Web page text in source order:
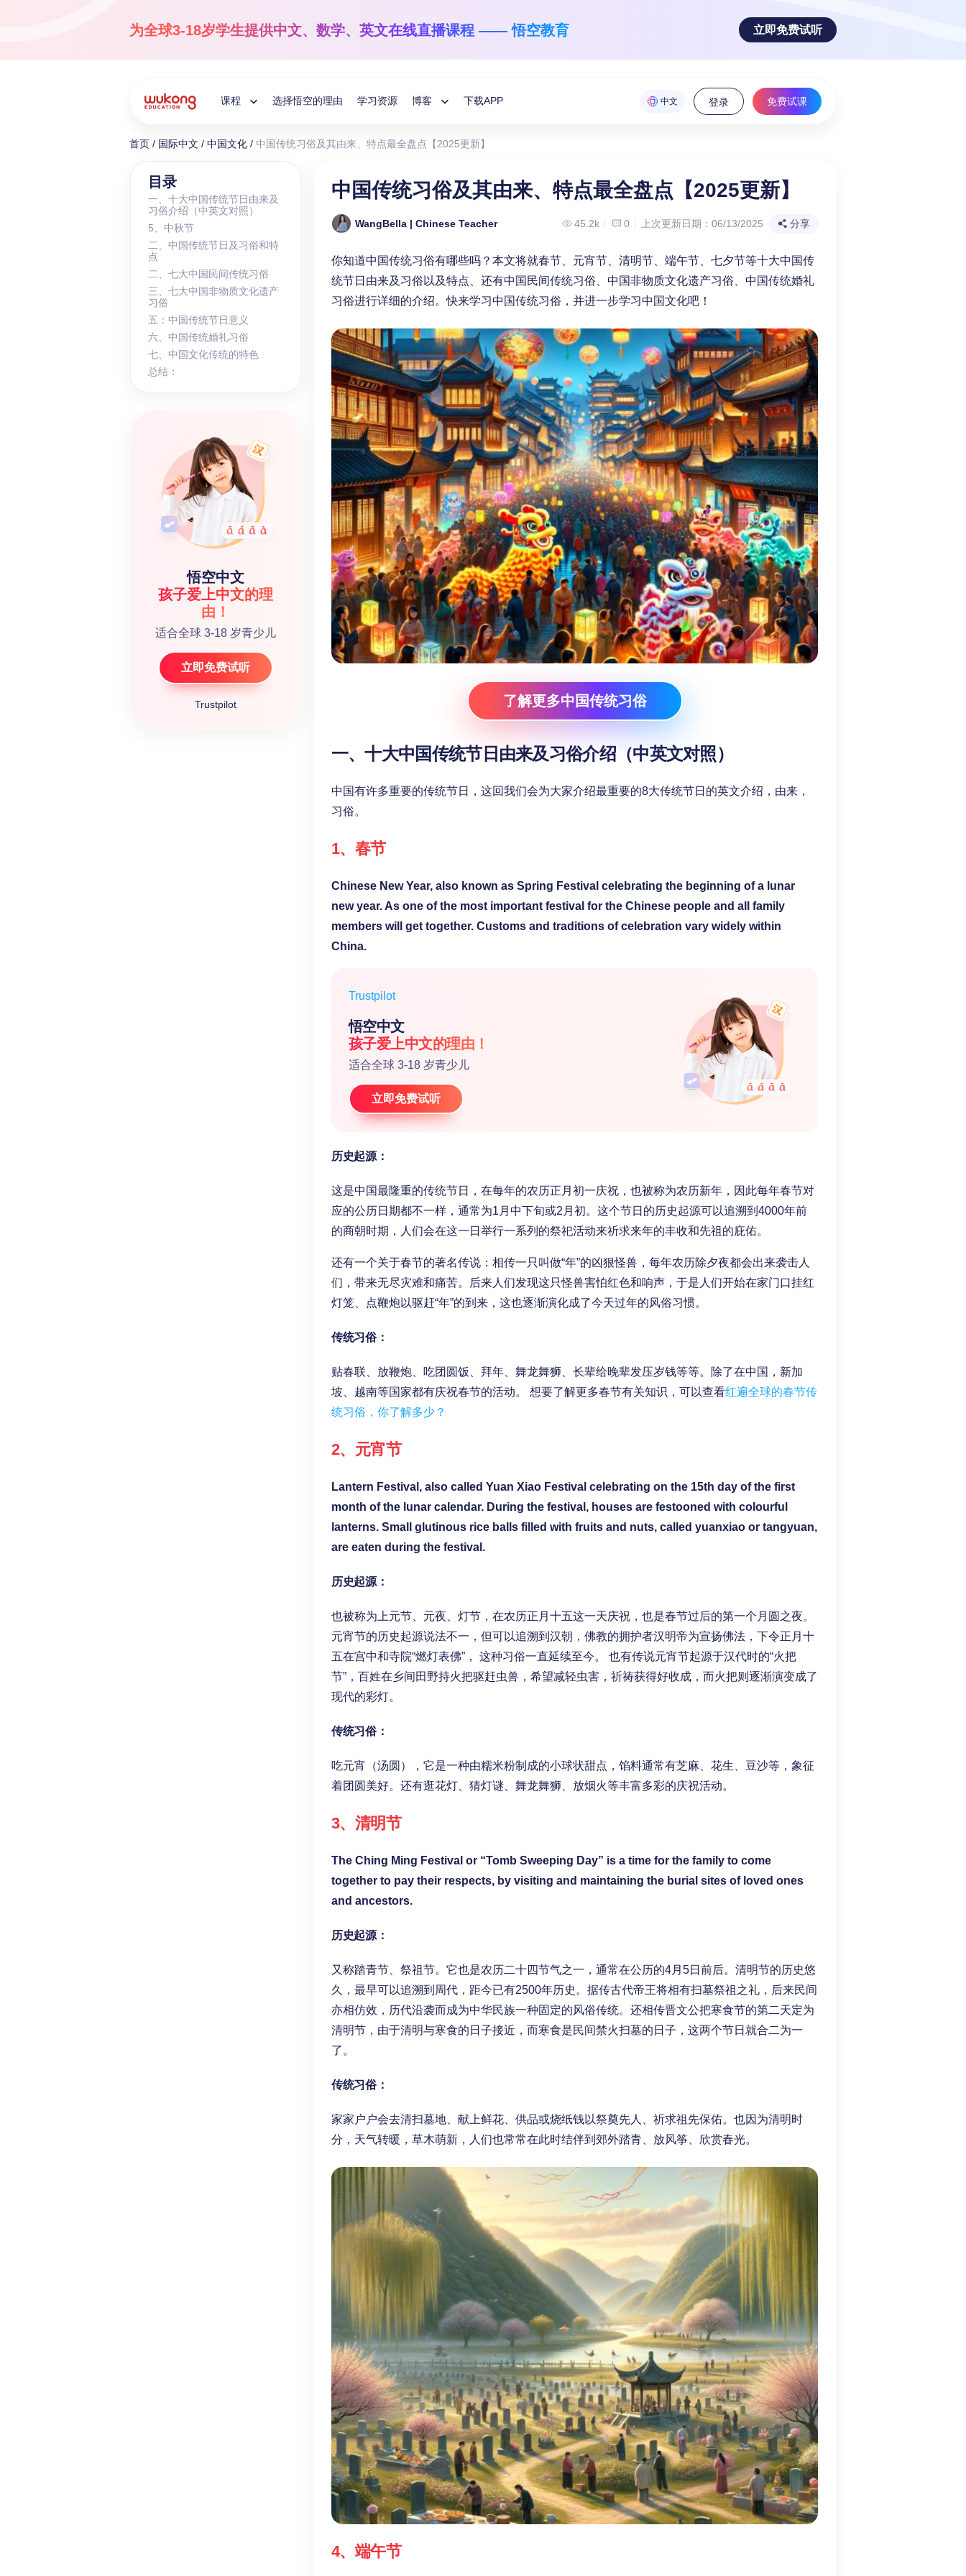
为全球3-18岁学生提供中文、数学、英文在线直播课程 —— 悟空教育 立即免费试听
课程
Menu
3-18岁
国际数学
1-12年级
让数学之光照亮每一个孩子！
英文阅读与写作
学龄前-6年级
让孩子解码语言的魅力！
选择悟空的理由 学习资源
博客
下载APP 中文 登录 免费试课
首页 / 国际中文 / 中国文化 / 中国传统习俗及其由来、特点最全盘点【2025更新】
目录
一、十大中国传统节日由来及
习俗介绍（中英文对照）
5、中秋节
二、中国传统节日及习俗和特
点
二、七大中国民间传统习俗
三、七大中国非物质文化遗产
习俗
五：中国传统节日意义
六、中国传统婚礼习俗
七、中国文化传统的特色
总结：
Trustpilot
悟空中文
孩子爱上中文的理
由！
适合全球 3-18 岁青少儿
立即免费试听
中国传统习俗及其由来、特点最全盘点【2025更新】
WangBella | Chinese Teacher 45.2k 0 上次更新日期：06/13/2025 分享
你知道中国传统习俗有哪些吗？本文将就春节、元宵节、清明节、端午节、七夕节等十大中国传
统节日由来及习俗以及特点、还有中国民间传统习俗、中国非物质文化遗产习俗、中国传统婚礼
习俗进行详细的介绍。快来学习中国传统习俗，并进一步学习中国文化吧！
了解更多中国传统习俗
一、十大中国传统节日由来及习俗介绍（中英文对照）
中国有许多重要的传统节日，这回我们会为大家介绍最重要的8大传统节日的英文介绍，由来，
习俗。
1、 春节
Chinese New Year, also known as Spring Festival celebrating the beginning of a lunar
new year. As one of the most important festival for the Chinese people and all family
members will get together. Customs and traditions of celebration vary widely within
China.
Trustpilot
悟空中文
孩子爱上中文的理由！
适合全球 3-18 岁青少儿
立即免费试听
历史起源：
这是中国最隆重的传统节日，在每年的农历正月初一庆祝，也被称为农历新年，因此每年春节对
应的公历日期都不一样，通常为1月中下旬或2月初。这个节日的历史起源可以追溯到4000年前
的商朝时期，人们会在这一日举行一系列的祭祀活动来祈求来年的丰收和先祖的庇佑。
还有一个关于春节的著名传说：相传一只叫做“年”的凶狠怪兽，每年农历除夕夜都会出来袭击人
们，带来无尽灾难和痛苦。后来人们发现这只怪兽害怕红色和响声，于是人们开始在家门口挂红
灯笼、点鞭炮以驱赶“年”的到来，这也逐渐演化成了今天过年的风俗习惯。
传统习俗：
贴春联、放鞭炮、吃团圆饭、拜年、舞龙舞狮、长辈给晚辈发压岁钱等等。除了在中国，新加
坡、越南等国家都有庆祝春节的活动。 想要了解更多春节有关知识，可以查看红遍全球的春节传
统习俗，你了解多少？
2、 元宵节
Lantern Festival, also called Yuan Xiao Festival celebrating on the 15th day of the first
month of the lunar calendar. During the festival, houses are festooned with colourful
lanterns. Small glutinous rice balls filled with fruits and nuts, called yuanxiao or tangyuan,
are eaten during the festival.
历史起源：
也被称为上元节、元夜、灯节，在农历正月十五这一天庆祝，也是春节过后的第一个月圆之夜。
元宵节的历史起源说法不一，但可以追溯到汉朝，佛教的拥护者汉明帝为宣扬佛法，下令正月十
五在宫中和寺院“燃灯表佛”， 这种习俗一直延续至今。 也有传说元宵节起源于汉代时的“火把
节”，百姓在乡间田野持火把驱赶虫兽，希望减轻虫害，祈祷获得好收成，而火把则逐渐演变成了
现代的彩灯。
传统习俗：
吃元宵（汤圆），它是一种由糯米粉制成的小球状甜点，馅料通常有芝麻、花生、豆沙等，象征
着团圆美好。还有逛花灯、猜灯谜、舞龙舞狮、放烟火等丰富多彩的庆祝活动。
3、 清明节
The Ching Ming Festival or “Tomb Sweeping Day” is a time for the family to come
together to pay their respects, by visiting and maintaining the burial sites of loved ones
and ancestors.
历史起源：
又称踏青节、祭祖节。它也是农历二十四节气之一，通常在公历的4月5日前后。清明节的历史悠
久，最早可以追溯到周代，距今已有2500年历史。据传古代帝王将相有扫墓祭祖之礼，后来民间
亦相仿效，历代沿袭而成为中华民族一种固定的风俗传统。还相传晋文公把寒食节的第二天定为
清明节，由于清明与寒食的日子接近，而寒食是民间禁火扫墓的日子，这两个节日就合二为一
了。
传统习俗：
家家户户会去清扫墓地、献上鲜花、供品或烧纸钱以祭奠先人、祈求祖先保佑。也因为清明时
分，天气转暖，草木萌新，人们也常常在此时结伴到郊外踏青、放风筝、欣赏春光。
4、端午节